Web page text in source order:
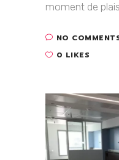
moment de
NO
0 LIKES